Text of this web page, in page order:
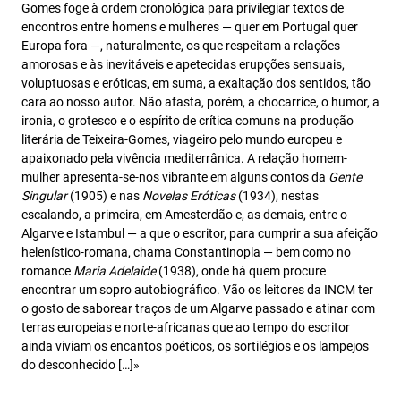
Gomes foge à ordem cronológica para privilegiar textos de
encontros entre homens e mulheres — quer em Portugal quer
Europa fora —, naturalmente, os que respeitam a relações
amorosas e às inevitáveis e apetecidas erupções sensuais,
voluptuosas e eróticas, em suma, a exaltação dos sentidos, tão
cara ao nosso autor. Não afasta, porém, a chocarrice, o humor, a
ironia, o grotesco e o espírito de crítica comuns na produção
literária de Teixeira-Gomes, viageiro pelo mundo europeu e
apaixonado pela vivência mediterrânica. A relação homem-
mulher apresenta-se-nos vibrante em alguns contos da Gente
Singular(1905) e nas Novelas Eróticas(1934), nestas
escalando, a primeira, em Amesterdão e, as demais, entre o
Algarve e Istambul — a que o escritor, para cumprir a sua afeição
helenístico-romana, chama Constantinopla — bem como no
romance Maria Adelaide(1938), onde há quem procure
encontrar um sopro autobiográfico. Vão os leitores da INCM ter
o gosto de saborear traços de um Algarve passado e atinar com
terras europeias e norte-africanas que ao tempo do escritor
ainda viviam os encantos poéticos, os sortilégios e os lampejos
do desconhecido […]»